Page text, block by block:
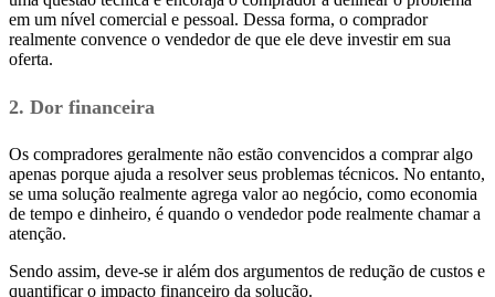
em um nível comercial e pessoal. Dessa forma, o comprador
realmente convence o vendedor de que ele deve investir em sua
oferta.
2. Dor financeira
Os compradores geralmente não estão convencidos a comprar algo
apenas porque ajuda a resolver seus problemas técnicos. No entanto,
se uma solução realmente agrega valor ao negócio, como economia
de tempo e dinheiro, é quando o vendedor pode realmente chamar a
atenção.
Sendo assim, deve-se ir além dos argumentos de redução de custos e
quantificar o impacto financeiro da solução.